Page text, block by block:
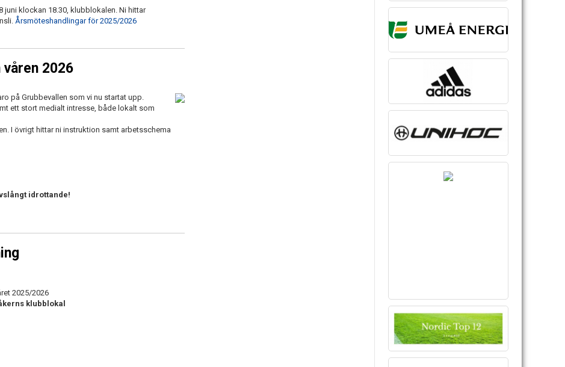
klockan 18.30, klubblokalen. Ni hittar
Årsmöteshandlingar för 2025/2026
våren 2026
på Grubbevallen som vi nu startat upp.
ett stort medialt intresse, både lokalt som
I övrigt hittar ni instruktion samt arbetsschema
idrottande!
2025/2026
klubblokal